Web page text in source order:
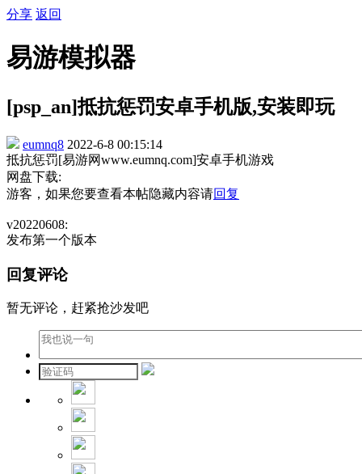
分享 返回
易游模拟器
[psp_an]抵抗惩罚安卓手机版,安装即玩
eumnq8 2022-6-8 00:15:14
抵抗惩罚[易游网www.eumnq.com]安卓手机游戏
网盘下载:
游客，如果您要查看本帖隐藏内容请回复
v20220608:
发布第一个版本
回复评论
暂无评论，赶紧抢沙发吧